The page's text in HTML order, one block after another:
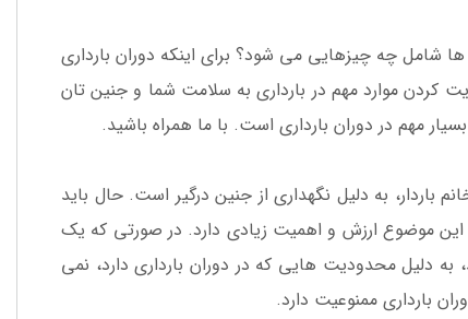
شامل چه چیزهایی می شود؟ برای اینکه دوران بارداری
موارد مهم در بارداری به سلامت شما و جنین تان
مهم در دوران بارداری است. با ما همراه باشید.
باردار، به دلیل نگهداری از جنین درگیر است. حال باید
موضوع ارزش و اهمیت زیادی دارد. در صورتی که یک
دلیل محدودیت هایی که در دوران بارداری دارد، نمی
بارداری ممنوعیت دارد.